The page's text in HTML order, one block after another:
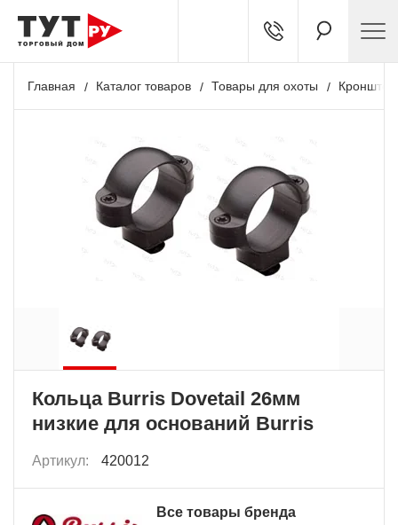
Главная Каталог товаров Товары для охоты
Кольца Burris Dovetail 26мм
низкие для оснований Burris
Артикул: 420012
Все товары бренда